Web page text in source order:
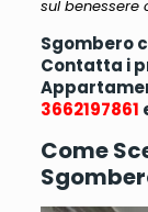
sul benessere
Sgombero
Contatta i
3662197861
Come